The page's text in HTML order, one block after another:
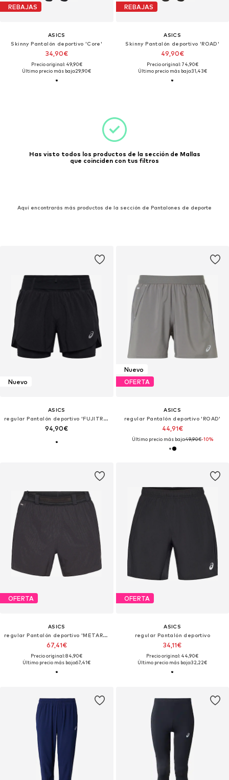
REBAJAS
ASICS
Skinny Pantalón deportivo 'Core'
34,90€
Precio original: 49,90€
Último precio más bajo:29,90€
REBAJAS
ASICS
Skinny Pantalón deportivo 'ROAD'
49,90€
Precio original: 74,90€
Último precio más bajo:31,43€
Has visto todos los productos de la sección de Mallas
que coinciden con tus filtros
Aquí encontrarás más productos de la sección de Pantalones de deporte
Nuevo
ASICS
regular Pantalón deportivo 'FUJITRAIL ELITE'
94,90€
Nuevo
OFERTA
ASICS
regular Pantalón deportivo 'ROAD'
44,91€
Último precio más bajo:49,90€-10%
OFERTA
ASICS
regular Pantalón deportivo 'METARUN 5IN'
67,41€
Precio original: 84,90€
Último precio más bajo:67,41€
OFERTA
ASICS
regular Pantalón deportivo
34,11€
Precio original: 44,90€
Último precio más bajo:32,22€